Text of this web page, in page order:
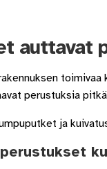
auttavat
perustuksia
ja